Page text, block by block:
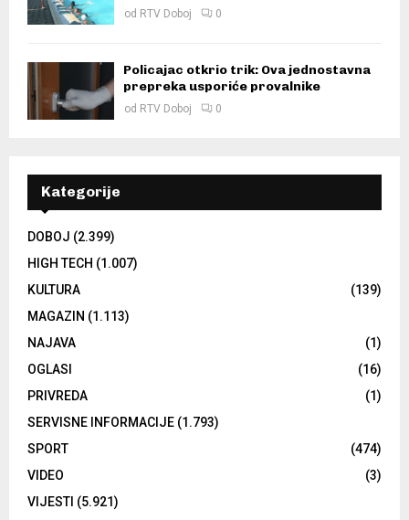
od RTV Doboj 0
Policajac otkrio trik: Ova jednostavna
prepreka usporiće provalnike
od RTV Doboj 0
Kategorije
DOBOJ (2.399)
HIGH TECH (1.007)
KULTURA
(139)
MAGAZIN (1.113)
NAJAVA
(1)
OGLASI
(16)
PRIVREDA
(1)
SERVISNE INFORMACIJE (1.793)
SPORT
(474)
VIDEO
(3)
VIJESTI (5.921)